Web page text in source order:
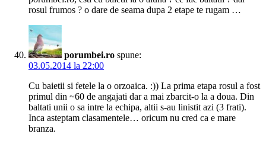
rosul frumos ? o dare de seama dupa 2 etape te rugam …
porumbei.ro spune:
03.05.2014 la 22:00
Cu baietii si fetele la o orzoaica. :)) La prima etapa rosul a fost
primul din ~60 de angajati dar a mai zbarcit-o la a doua. Din
baltati unii o sa intre la echipa, altii s-au linistit azi (3 frati).
Inca asteptam clasamentele… oricum nu cred ca e mare
branza.